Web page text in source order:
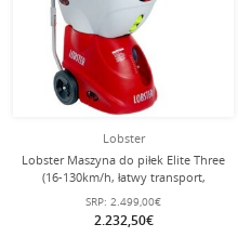
Lobster
Lobster Maszyna do piłek Elite Three
(16-130km/h, łatwy transport,
akumulator do 8h, oscylator)
SRP: 2.499,00€
2.232,50€